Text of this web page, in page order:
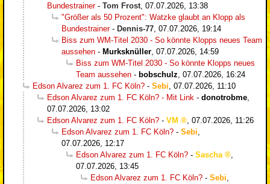
Bundestrainer- Tom Frost, 07.07.2026, 13:38
"Größer als 50 Prozent": Watzke glaubt an Klopp als
Bundestrainer- Dennis-77, 07.07.2026, 19:14
Biss zum WM-Titel 2030 - So könnte Klopps neues Team
aussehen - Murksknüller, 07.07.2026, 14:59
Biss zum WM-Titel 2030 - So könnte Klopps neues
Team aussehen - bobschulz, 07.07.2026, 16:24
Edson Alvarez zum 1. FC Köln? - Sebi, 07.07.2026, 11:10
Edson Alvarez zum 1. FC Köln? - Mit Link - donotrobme,
07.07.2026, 13:02
Edson Alvarez zum 1. FC Köln? - VM , 07.07.2026, 11:26
Edson Alvarez zum 1. FC Köln? - Sebi,
07.07.2026, 12:17
Edson Alvarez zum 1. FC Köln? - Sascha
,
07.07.2026, 13:45
Edson Alvarez zum 1. FC Köln? - Sebi,